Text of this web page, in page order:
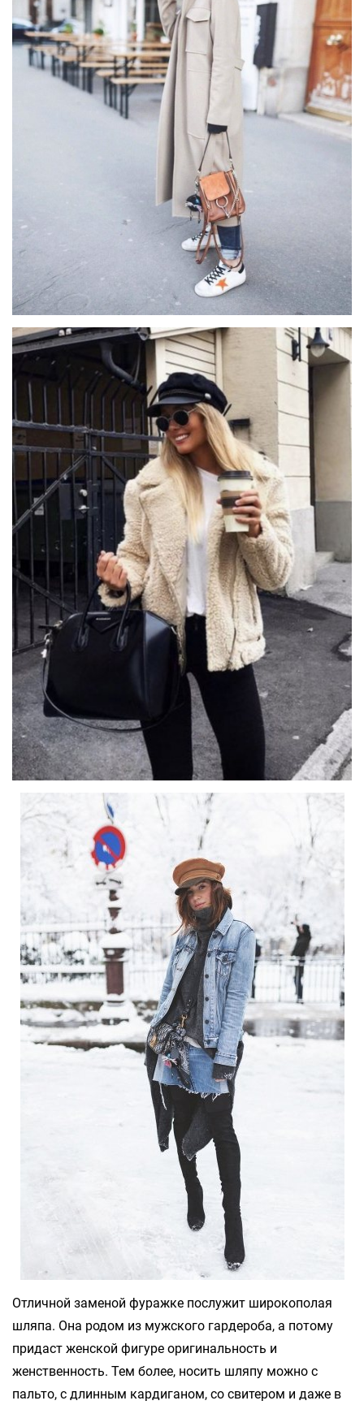
Отличной заменой фуражке послужит широкополая
шляпа. Она родом из мужского гардероба, а потому
придаст женской фигуре оригинальность и
женственность. Тем более, носить шляпу можно с
пальто, с длинным кардиганом, со свитером и даже в